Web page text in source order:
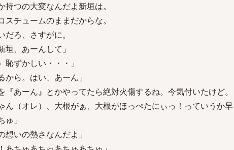
つの大変なんだよ新垣は。
チュームのままだからな。
ろ、さすがに。
垣、あーんして」
恥ずかしい・・・」
から。はい、あーん」
『あーん』とかやってたら絶対火傷するね。今気付いたけど。
ん（オレ）、大根がぁ、大根がほっぺたにぃっ！っていうか早
」
想いの熱さなんだよ」